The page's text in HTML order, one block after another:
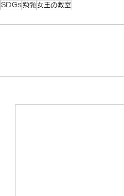
SDGs勉強 女王の教室